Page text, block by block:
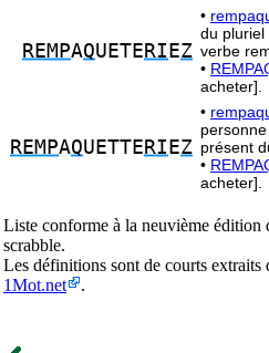
REMPAQUETE RI EZ
•
du pluriel
verbe
•
acheter].
REMPAQUETTE RI EZ
•
présent
•
acheter].
Liste conforme à la neuvième
scrabble.
Les définitions sont de courts extraits
1Mot.net
.